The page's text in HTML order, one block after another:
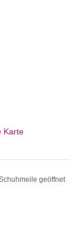
Karte
geöffnet